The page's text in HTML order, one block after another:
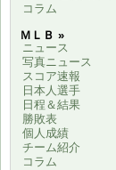
コラム
ＭＬＢ »
ニュース
写真ニュース
スコア速報
日本人選手
日程＆結果
勝敗表
個人成績
チーム紹介
コラム